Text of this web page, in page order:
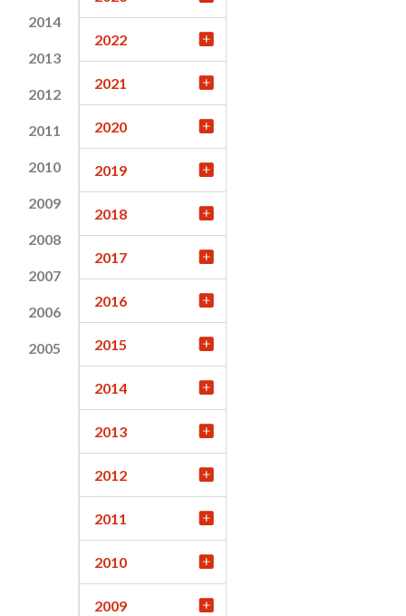
2014
2013
2012
2011
2010
2009
2008
2007
2006
2005
2022
2021
2020
2019
2018
2017
2016
2015
2014
2013
2012
2011
2010
2009